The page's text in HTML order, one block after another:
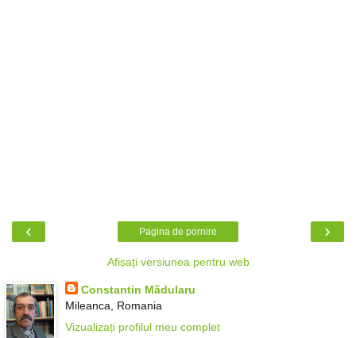
‹ ›
Pagina de pornire
Afișați versiunea pentru web
Constantin Mădularu
Mileanca, Romania
Vizualizați profilul meu complet